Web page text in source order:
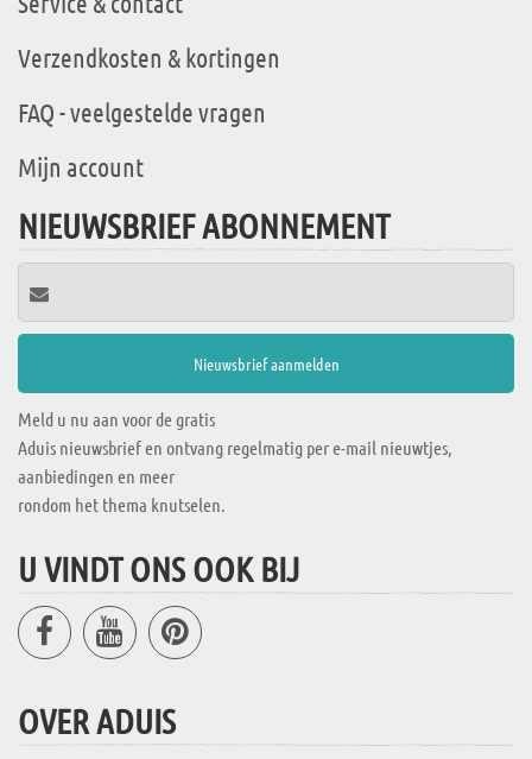
Verzendkosten & kortingen
FAQ - veelgestelde vragen
Mijn account
NIEUWSBRIEF ABONNEMENT
Meld u nu aan voor de gratis
Aduis nieuwsbrief en ontvang regelmatig per e-mail nieuwtjes,
aanbiedingen en meer
rondom het thema knutselen.
U VINDT ONS OOK BIJ
OVER ADUIS